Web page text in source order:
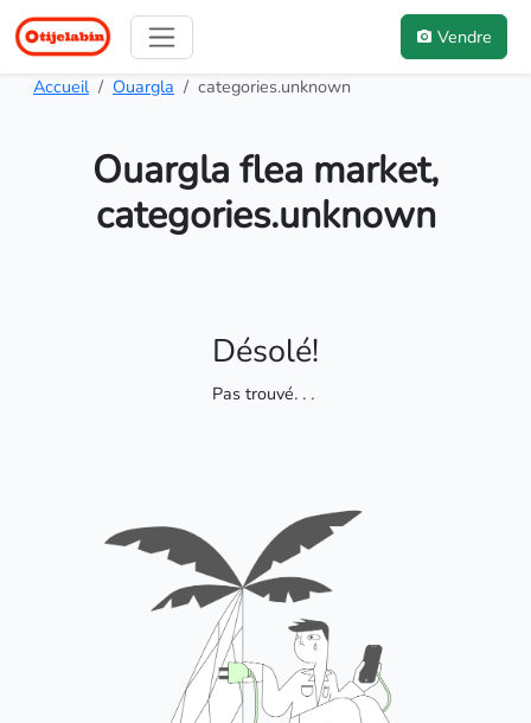
Vendre
Accueil Ouargla categories.unknown
Ouargla flea market,
categories.unknown
Désolé!
Pas trouvé. . .